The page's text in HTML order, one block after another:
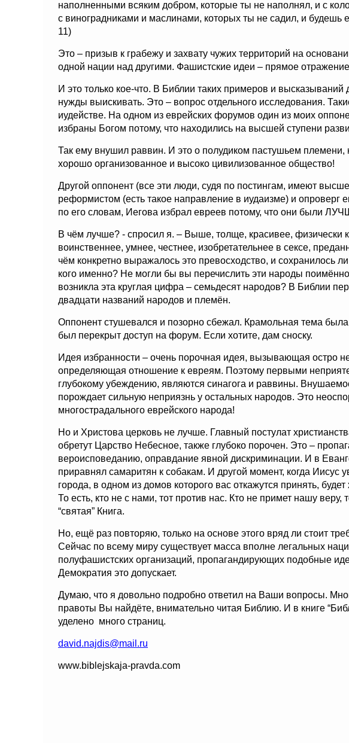
наполненными всяким добром, которые ты не наполнял, и с
с виноградниками и маслинами, которых ты не садил, и будешь
11)
Это – призыв к грабежу и захвату чужих территорий на
одной нации над другими. Фашистские идеи – прямое отражение
И это только кое-что. В Библии таких примеров и
нужды выискивать. Это – вопрос отдельного исследования.
иудействе. На одном из еврейских форумов один из моих
избраны Богом потому, что находились на высшей ступени
Так ему внушил раввин. И это о полудиком пастушьем племени,
хорошо организованное и высоко цивилизованное общество!
Другой оппонент (все эти люди, судя по постингам, имеют
реформистом (есть такое направление в иудаизме) и опроверг
по его словам, Иегова избрал евреев потому, что они были
В чём лучше? - спросил я. – Выше, толще, красивее, физически
воинственнее, умнее, честнее, изобретательнее в сексе,
чём конкретно выражалось это превосходство, и сохранилось
кого именно? Не могли бы вы перечислить эти народы
возникла эта круглая цифра – семьдесят народов? В Библии
двадцати названий народов и племён.
Оппонент стушевался и позорно сбежал. Крамольная тема
был перекрыт доступ на форум. Если хотите, дам сноску.
Идея избранности – очень порочная идея, вызывающая остро
определяющая отношение к евреям. Поэтому первыми
глубокому убеждению, являются синагога и раввины.
порождает сильную неприязнь у остальных народов. Это
многострадального еврейского народа!
Но и Христова церковь не лучше. Главный постулат
обретут Царство Небесное, также глубоко порочен. Это –
вероисповеданию, оправдание явной дискриминации. И в
приравнял самаритян к собакам. И другой момент, когда Иисус
города, в одном из домов которого вас откажутся принять,
То есть, кто не с нами, тот против нас. Кто не примет нашу веру,
“святая” Книга.
Но, ещё раз повторяю, только на основе этого вряд ли стоит
Сейчас по всему миру существует масса вполне легальных
полуфашистских организаций, пропагандирующих подобные
Демократия это допускает.
Думаю, что я довольно подробно ответил на Ваши вопросы.
правоты Вы найдёте, внимательно читая Библию. И в книге
уделено много страниц.
david.najdis@mail.ru
www.biblejskaja-pravda.com